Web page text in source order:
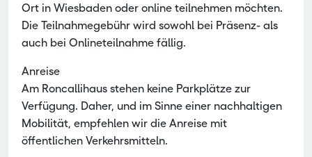
Ort in Wiesbaden oder online teilnehmen möchten.
Die Teilnahmegebühr wird sowohl bei Präsenz- als
auch bei Onlineteilnahme fällig.
Anreise
Am Roncallihaus stehen keine Parkplätze zur
Verfügung. Daher, und im Sinne einer nachhaltigen
Mobilität, empfehlen wir die Anreise mit
öffentlichen Verkehrsmitteln.